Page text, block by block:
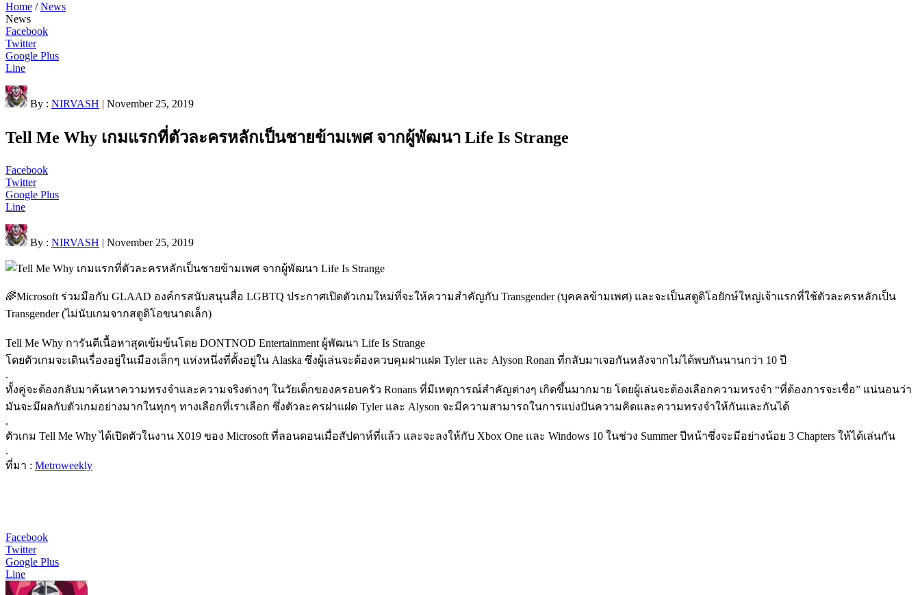
Home /News
News
Facebook
Twitter
Google Plus
Line
By : NIRVASH | November 25, 2019
Tell Me Why เกมแรกที่ตัวละครหลักเป็นชายข้ามเพศ จากผู้พัฒนา Life Is Strange
Facebook
Twitter
Google Plus
Line
By : NIRVASH | November 25, 2019
🌈Microsoft ร่วมมือกับ GLAAD องค์กรสนับสนุนสื่อ LGBTQ ประกาศเปิดตัวเกมใหม่ที่จะให้ความสำคัญกับ Transgender (บุคคลข้ามเพศ) และจะเป็นสตูดิโอยักษ์ใหญ่เจ้าแรกที่ใช้ตัวละครหลักเป็น
Transgender (ไม่นับเกมจากสตูดิโอขนาดเล็ก)
Tell Me Why การันตีเนื้อหาสุดเข้มข้นโดย DONTNOD Entertainment ผู้พัฒนา Life Is Strange
โดยตัวเกมจะเดินเรื่องอยู่ในเมืองเล็กๆ แห่งหนึ่งที่ตั้งอยู่ใน Alaska ซึ่งผู้เล่นจะต้องควบคุมฝาแฝด Tyler และ Alyson Ronan ที่กลับมาเจอกันหลังจากไม่ได้พบกันนานกว่า 10 ปี
.
ทั้งคู่จะต้องกลับมาค้นหาความทรงจำและความจริงต่างๆ ในวัยเด็กของครอบครัว Ronans ที่มีเหตุการณ์สำคัญต่างๆ เกิดขึ้นมากมาย โดยผู้เล่นจะต้องเลือกความทรงจำ “ที่ต้องการจะเชื่อ” แน่นอนว่า
มันจะมีผลกับตัวเกมอย่างมากในทุกๆ ทางเลือกที่เราเลือก ซึ่งตัวละครฝาแฝด Tyler และ Alyson จะมีความสามารถในการแบ่งปันความคิดและความทรงจำให้กันและกันได้
.
ตัวเกม Tell Me Why ได้เปิดตัวในงาน X019 ของ Microsoft ที่ลอนดอนเมื่อสัปดาห์ที่แล้ว และจะลงให้กับ Xbox One และ Windows 10 ในช่วง Summer ปีหน้าซึ่งจะมีอย่างน้อย 3 Chapters ให้ได้เล่นกัน
.
ที่มา : Metroweekly
Facebook
Twitter
Google Plus
Line